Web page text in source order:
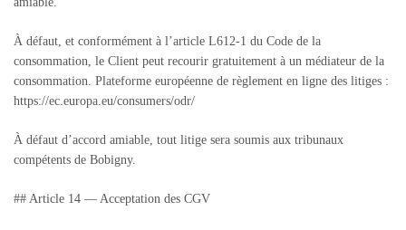
À défaut, et conformément à l’article L612-1 du Code de la
consommation, le Client peut recourir gratuitement à un médiateur de la
consommation. Plateforme européenne de règlement en ligne des litiges :
https://ec.europa.eu/consumers/odr/
À défaut d’accord amiable, tout litige sera soumis aux tribunaux
compétents de Bobigny.
## Article 14 — Acceptation des CGV